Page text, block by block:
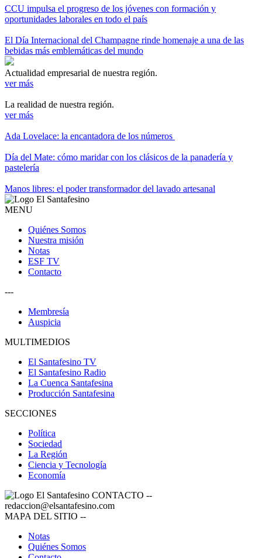
CCU impulsa el progreso de los jóvenes con formación y
oportunidades laborales en todo el país
El Día Internacional del Champagne rinde homenaje a una de las
bebidas más emblemáticas del mundo
Actualidad empresarial de nuestra región.
ver más
La realidad de nuestra región.
ver más
Ada Lovelace: la encantadora de los números
Día del Mate: cómo maridar con los clásicos de la panadería y
pastelería
Manos libres: el poder transformador del lavado artesanal
MENU
Quiénes Somos
Nuestra misión
Notas
ESF TV
Contacto
---
Membresía
Auspicia
MULTIMEDIOS
El Santafesino TV
El Santafesino Radio
La Cuenca Santafesina
Producción Santafesina
SECCIONES
Política
Sociedad
La Región
Ciencia y Tecnología
Economía
CONTACTO --
redaccion@elsantafesino.com
MAPA DEL SITIO --
Notas
Quiénes Somos